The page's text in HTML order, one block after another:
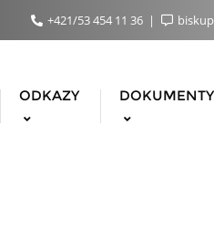
+421/53 454 11 36
ODKAZY DOKUMENTY